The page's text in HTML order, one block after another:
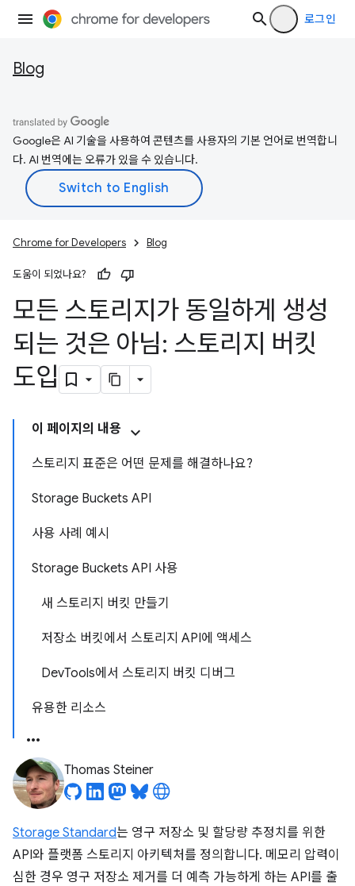
로그인
Blog
Google은 AI 기술을 사용하여 콘텐츠를 사용자의 기본 언어로 번역합니
다. AI 번역에는 오류가 있을 수 있습니다.
Chrome for Developers Blog
도움이 되었나요?
모든 스토리지가 동일하게 생성
되는 것은 아님: 스토리지 버킷
도입
이 페이지의 내용
스토리지 표준은 어떤 문제를 해결하나요?
Storage Buckets API
사용 사례 예시
Storage Buckets API 사용
새 스토리지 버킷 만들기
저장소 버킷에서 스토리지 API에 액세스
DevTools에서 스토리지 버킷 디버그
유용한 리소스
Thomas Steiner
Storage Standard는 영구 저장소 및 할당량 추정치를 위한
API와 플랫폼 스토리지 아키텍처를 정의합니다. 메모리 압력이
심한 경우 영구 저장소 제거를 더 예측 가능하게 하는 API를 출